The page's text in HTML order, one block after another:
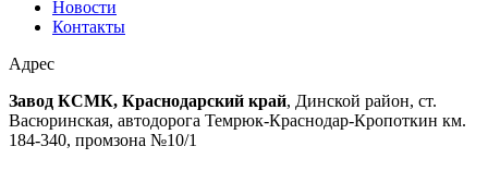
Новости
Контакты
Адрес
Завод КСМК, Краснодарский край, Динской район, ст.
Васюринская, автодорога Темрюк-Краснодар-Кропоткин км.
184-340, промзона №10/1